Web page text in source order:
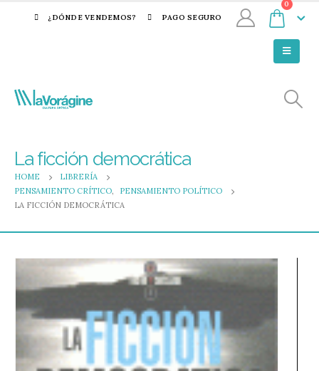
¿DÓNDE VENDEMOS? PAGO SEGURO
0
La ficción democrática
HOME
LIBRERÍA
PENSAMIENTO CRÍTICO,
PENSAMIENTO POLÍTICO
LA FICCIÓN DEMOCRÁTICA